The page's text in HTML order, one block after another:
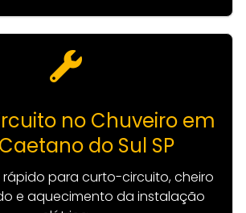
no Chuveiro em
do Sul SP
para curto-circuito, cheiro
e aquecimento da instalação